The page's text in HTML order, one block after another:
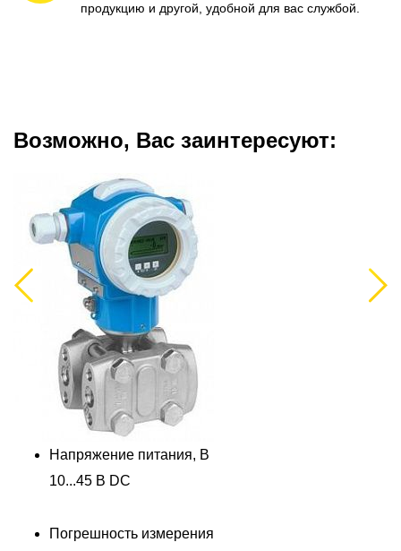
продукцию и другой, удобной для вас службой.
Возможно, Вас заинтересуют:
Previous
Напряжение питания, В
10...45 В DC
Погрешность измерения
Next